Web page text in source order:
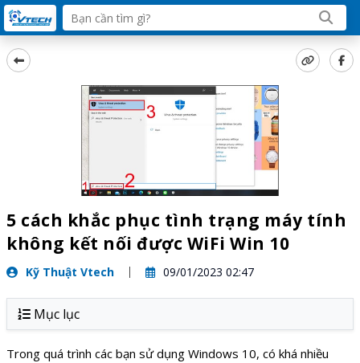
5 cách khắc phục tình trạng máy tính
không kết nối được WiFi Win 10
Kỹ Thuật Vtech 09/01/2023 02:47
Mục lục
Trong quá trình các bạn sử dụng Windows 10, có khá nhiều